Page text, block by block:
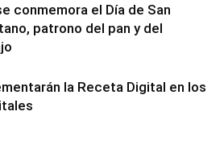
conmemora el Día de San
patrono del pan y del
la Receta Digital en los